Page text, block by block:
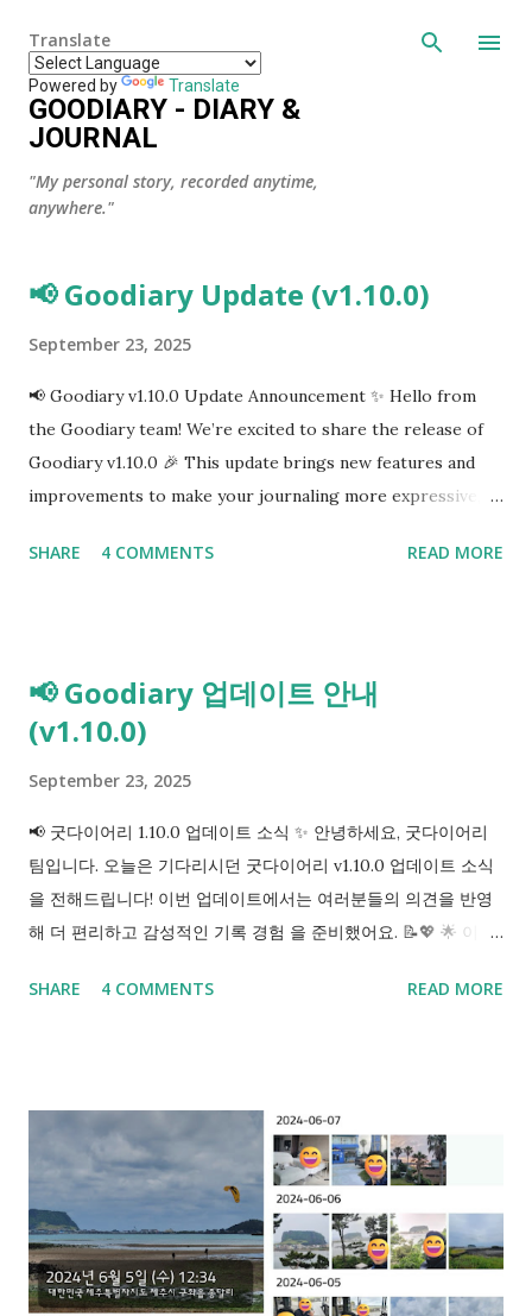
Translate
Powered by Translate
GOODIARY - DIARY &
JOURNAL
"My personal story, recorded anytime,
anywhere."
📢 Goodiary Update (v1.10.0)
September 23, 2025
📢 Goodiary v1.10.0 Update Announcement ✨ Hello from
the Goodiary team! We’re excited to share the release of
Goodiary v1.10.0 🎉 This update brings new features and
improvements to make your journaling more expressive,
Tracking & Statistics 🧠 Easily log your daily emotions and
experience. Live User Presence 👥 See who else is writing
in Goodiary right now and feel connected while journaling.
performance for sharper photos Apple Pencil support for
handwriting in your diary Calendar & Schedule Fixes 🗓️
Option to show/hide diary photos in the calendar Fixed
bugs related to schedule syncing and viewing UI/UX
Upgrades ✨ Increased pinned entries from 1 → 2
SHARE 4 COMMENTS READ MORE
📢 Goodiary 업데이트 안내
(v1.10.0)
September 23, 2025
📢 굿다이어리 1.10.0 업데이트 소식 ✨ 안녕하세요, 굿다이어리
팀입니다. 오늘은 기다리시던 굿다이어리 v1.10.0 업데이트 소식
을 전해드립니다! 이번 업데이트에서는 여러분들의 의견을 반영
해 더 편리하고 감성적인 기록 경험 을 준비했어요. 📝💖 🌟 이번
기록하고, 월 단위로 통계까지 확인할 수 있어요. 👉 이제 나의 감
기능 👥 혼자가 아니라는 느낌, 든든하지 않으신가요? 지금 이 순
간 함께 굿다이어리를 쓰고 있는 사람들을 확인할 수 있습니다. 4.
카메라 & 입력 기능 강화 📸✍️ 카메라 촬영 성능 개선 애플 펜슬
입력 지원으로 손글씨 다이어리 완성! 5. 캘린더 & 일정 개선 🗓️
캘린더 사진 노출 옵션 추가 일정 관련 버그 수정 기록 상세화면
일정 표시 오류 해결 6. UI/UX 업그레이드 ✨ [상단 고정] 개수
SHARE 4 COMMENTS READ MORE